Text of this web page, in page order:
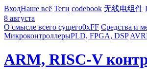
ВходНаше всё Теги codebook 无线电组件
8 августа
О смысле всего сущего0xFF Средства и
МикроконтроллерыPLD, FPGA, DSP AVR
ARM, RISC-V